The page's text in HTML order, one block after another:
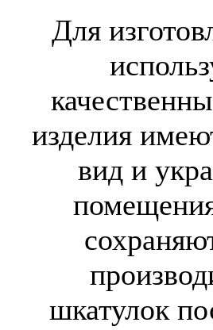
Для
изделия
вид и
шкатулок